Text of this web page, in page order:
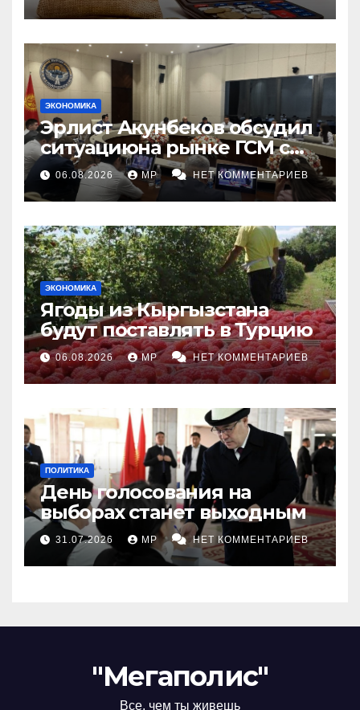
ЭКОНОМИКА
Эрлист Акунбеков обсудил
ситуациюна рынке ГСМ с
топливными компаниями
06.08.2026 MP НЕТ КОММЕНТАРИЕВ
ЭКОНОМИКА
Ягоды из Кыргызстана
будут поставлять в Турцию
06.08.2026 MP НЕТ КОММЕНТАРИЕВ
ПОЛИТИКА
День голосования на
выборах станет выходным
31.07.2026 MP НЕТ КОММЕНТАРИЕВ
"Мегаполис"
Все, чем ты живешь